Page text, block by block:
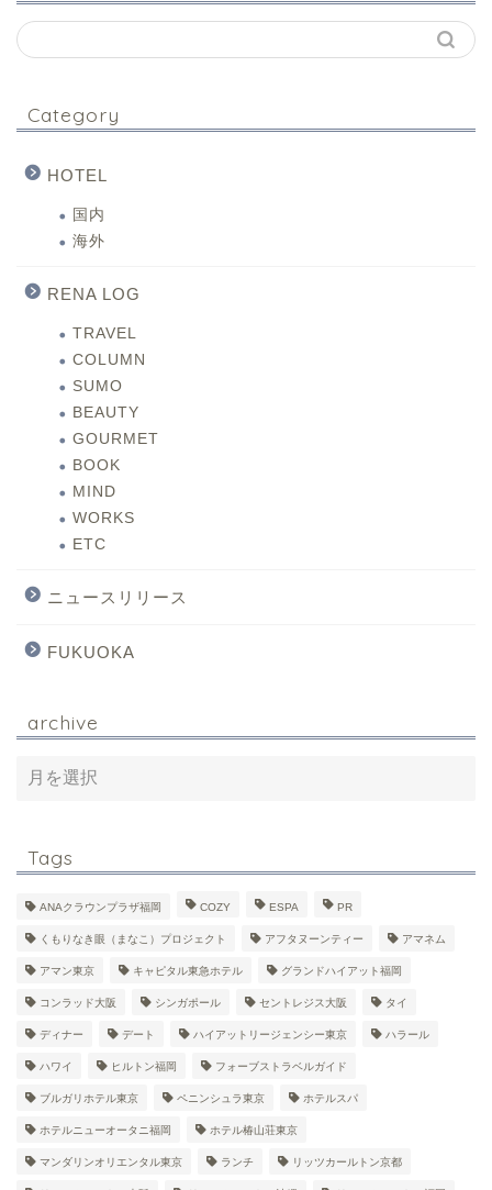
Category
HOTEL
国内
海外
RENA LOG
TRAVEL
COLUMN
SUMO
BEAUTY
GOURMET
BOOK
MIND
WORKS
ETC
ニュースリリース
FUKUOKA
archive
Tags
ANAクラウンプラザ福岡 COZY ESPA PR
くもりなき眼（まなこ）プロジェクト アフタヌーンティー アマネム
アマン東京 キャピタル東急ホテル グランドハイアット福岡
コンラッド大阪 シンガポール セントレジス大阪 タイ
ディナー デート ハイアットリージェンシー東京 ハラール
ハワイ ヒルトン福岡 フォーブストラベルガイド
ブルガリホテル東京 ペニンシュラ東京 ホテルスパ
ホテルニューオータニ福岡 ホテル椿山荘東京
マンダリンオリエンタル東京 ランチ リッツカールトン京都